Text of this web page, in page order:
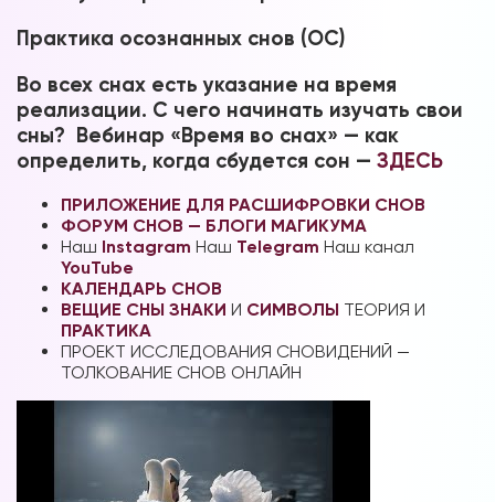
Практика осознанных снов (ОС)
Во всех снах есть указание на время
реализации. С чего начинать изучать свои
сны? Вебинар «Время во снах» — как
определить, когда сбудется сон — ЗДЕСЬ
ПРИЛОЖЕНИЕ ДЛЯ РАСШИФРОВКИ СНОВ
ФОРУМ СНОВ — БЛОГИ МАГИКУМА
Наш Instagram Наш Telegram Наш канал
YouTube
КАЛЕНДАРЬ СНОВ
ВЕЩИЕ СНЫ ЗНАКИ И СИМВОЛЫ ТЕОРИЯ И
ПРАКТИКА
ПРОЕКТ ИССЛЕДОВАНИЯ СНОВИДЕНИЙ —
ТОЛКОВАНИЕ СНОВ ОНЛАЙН
Форум в
Телеграм